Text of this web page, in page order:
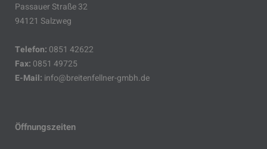
Passauer Straße 32
94121 Salzweg
Telefon: 0851 42622
Fax: 0851 49725
E-Mail: info@breitenfellner-gmbh.de
Öffnungszeiten